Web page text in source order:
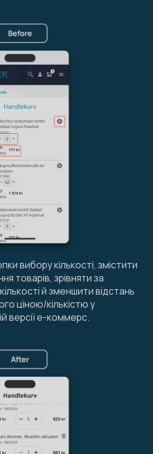
вибору кількості, змістити
товарів, зрівняти за
й зменшити відстань
ціною/кількістю у
версії е-коммерс.